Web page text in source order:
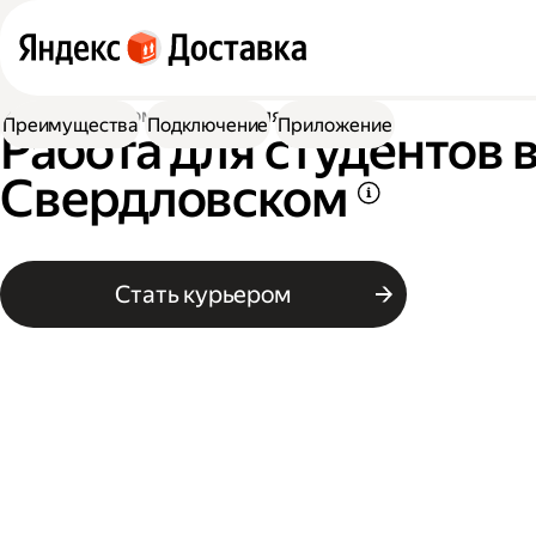
Работа курьером Работа для студентов
Работа для студентов
Свердловском
Стать курьером
Преимущества Подключение Приложение